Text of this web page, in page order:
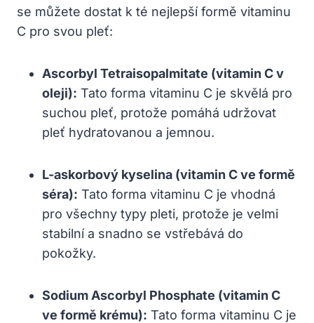
se můžete dostat ‌k té nejlepší formě vitaminu
C pro​ svou pleť:
Ascorbyl Tetraisopalmitate ⁢(vitamin C​ v
oleji): Tato forma ​vitaminu C je skvělá pro
suchou pleť,‌ protože pomáhá udržovat
⁤pleť hydratovanou a ‍jemnou.
L-askorbový kyselina ⁢(vitamin⁣ C​ ve formě
séra): Tato forma⁤ vitaminu​ C je ‌vhodná
pro všechny⁤ typy pleti, protože je velmi
stabilní a snadno se vstřebává⁤ do
pokožky.
Sodium Ascorbyl Phosphate (vitamin C ​
ve formě​ krému): Tato forma vitaminu C⁢ je